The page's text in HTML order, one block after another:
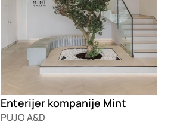
Enterijer kompanije Mint
PUJO A&D